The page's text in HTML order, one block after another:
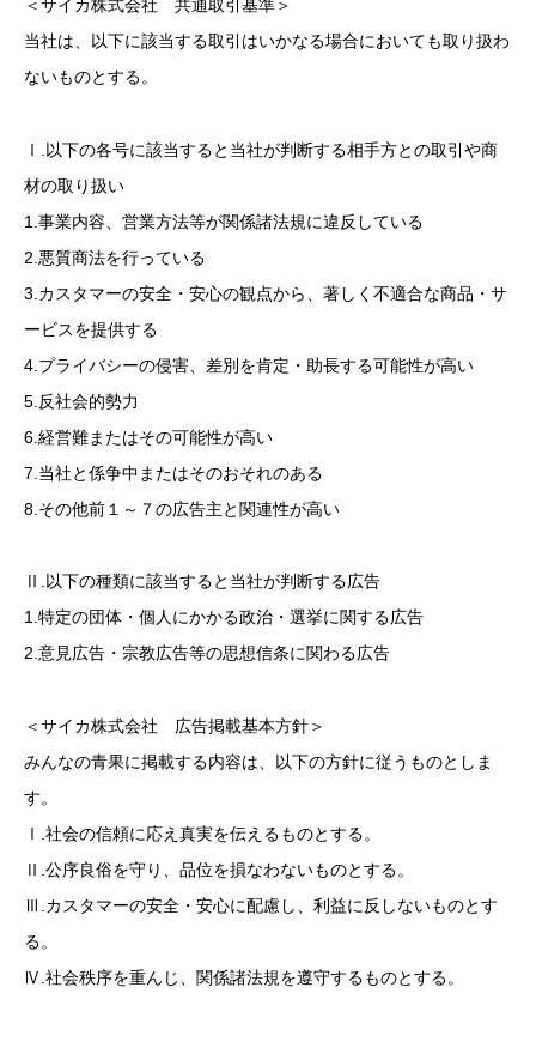
＜サイカ株式会社 共通取引基準＞
当社は、以下に該当する取引はいかなる場合においても取り扱わ
ないものとする。
Ⅰ.以下の各号に該当すると当社が判断する相手方との取引や商
材の取り扱い
1.事業内容、営業方法等が関係諸法規に違反している
2.悪質商法を行っている
3.カスタマーの安全・安心の観点から、著しく不適合な商品・サ
ービスを提供する
4.プライバシーの侵害、差別を肯定・助長する可能性が高い
5.反社会的勢力
6.経営難またはその可能性が高い
7.当社と係争中またはそのおそれのある
8.その他前１～７の広告主と関連性が高い
Ⅱ.以下の種類に該当すると当社が判断する広告
1.特定の団体・個人にかかる政治・選挙に関する広告
2.意見広告・宗教広告等の思想信条に関わる広告
＜サイカ株式会社 広告掲載基本方針＞
みんなの青果に掲載する内容は、以下の方針に従うものとしま
す。
Ⅰ.社会の信頼に応え真実を伝えるものとする。
Ⅱ.公序良俗を守り、品位を損なわないものとする。
Ⅲ.カスタマーの安全・安心に配慮し、利益に反しないものとす
る。
Ⅳ.社会秩序を重んじ、関係諸法規を遵守するものとする。